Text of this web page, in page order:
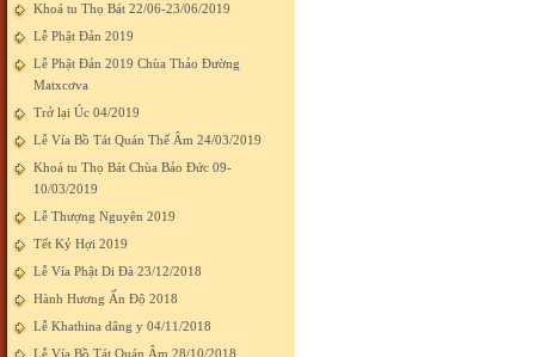
Khoá tu Thọ Bát 22/06-23/06/2019
Lễ Phật Đản 2019
Lễ Phật Đản 2019 Chùa Thảo Đường
Matxcơva
Trở lại Úc 04/2019
Lễ Vía Bồ Tát Quán Thế Âm 24/03/2019
Khoá tu Thọ Bát Chùa Bảo Đức 09-
10/03/2019
Lễ Thượng Nguyên 2019
Tết Kỷ Hợi 2019
Lễ Vía Phật Di Đà 23/12/2018
Hành Hương Ấn Độ 2018
Lễ Khathina dâng y 04/11/2018
Lễ Vía Bồ Tát Quán Âm 28/10/2018